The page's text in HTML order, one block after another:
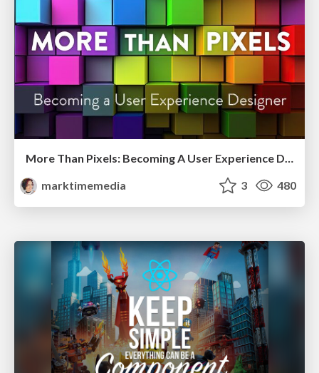
More Than Pixels: Becoming A User Experience Designer
marktimemedia
3 480